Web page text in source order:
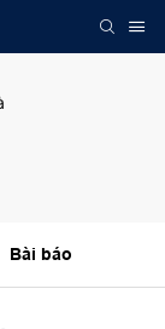
Bài báo